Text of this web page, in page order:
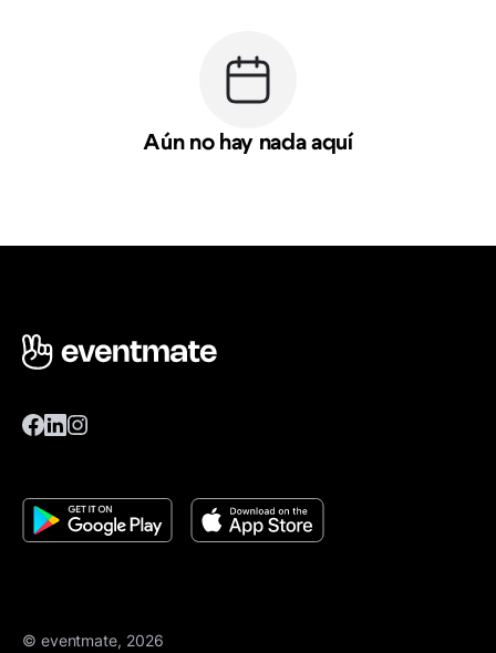
Aún no hay nada aquí
© eventmate, 2026